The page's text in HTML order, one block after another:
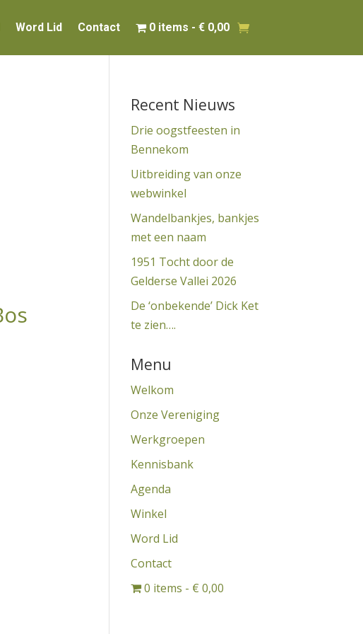
Word Lid Contact 0 items € 0,00
Recent Nieuws
Drie oogstfeesten in
Bennekom
Uitbreiding van onze
webwinkel
Wandelbankjes, bankjes
met een naam
1951 Tocht door de
Gelderse Vallei 2026
De ‘onbekende’ Dick Ket
te zien….
Menu
Welkom
Onze Vereniging
Werkgroepen
Kennisbank
Agenda
Winkel
Word Lid
Contact
0 items
€ 0,00